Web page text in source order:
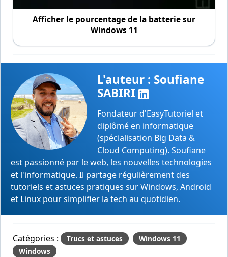
Afficher le pourcentage de la batterie sur
Windows 11
L'auteur : Soufiane
SABIRI
Fondateur d'EasyTutoriel et
diplômé en informatique
(spécialisation Big Data &
Cloud Computing). Soufiane
est passionné par le web, les nouvelles technologies
et l'informatique. Il partage régulièrement des
tutoriels et astuces pratiques sur Windows, Android
et Linux pour simplifier la tech au quotidien.
Catégories : Trucs et astuces
Windows 11
Windows